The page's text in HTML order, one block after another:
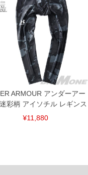
ARMOUR アンダーアー
彩柄 アイソチル レギンス
¥11,880